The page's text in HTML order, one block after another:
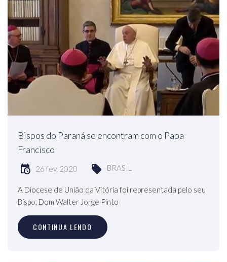
Bispos do Paraná se encontram com o Papa
Francisco
26 fev, 2020 BRASIL
A Diocese de União da Vitória foi representada pelo seu
Bispo, Dom Walter Jorge Pinto
CONTINUA LENDO